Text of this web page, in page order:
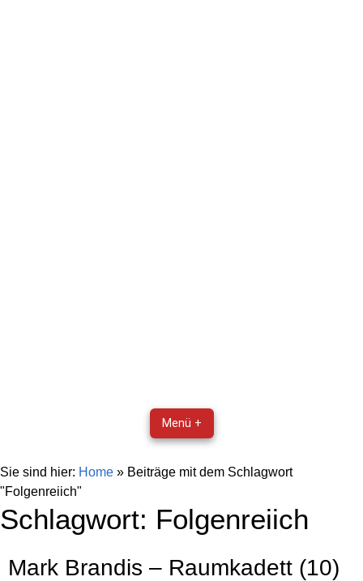
Menü +
Sie sind hier: Home » Beiträge mit dem Schlagwort
"Folgenreiich"
Schlagwort: Folgenreiich
Mark Brandis – Raumkadett (10)